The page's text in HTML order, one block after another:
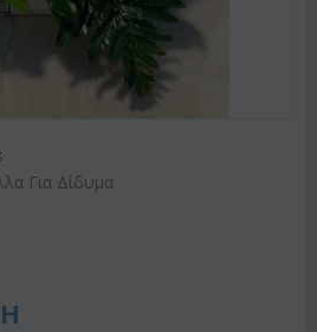
Για Δίδυμα